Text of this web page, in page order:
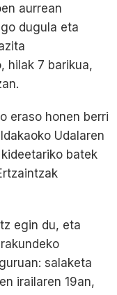
aurrean
dugula eta
hilak 7 barikua,
eraso honen berri
Udalaren
batek
egin du, eta
salaketa
irailaren 19an,